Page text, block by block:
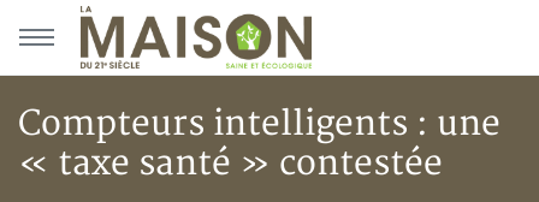
Aller au menu principal
Aller au contenu principal
Compteurs intelligents : une
« taxe santé » contestée